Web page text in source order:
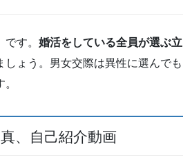
す。 婚活をしている全員が選ぶ立
ょう。男女交際は異性に選んでも
、自己紹介動画